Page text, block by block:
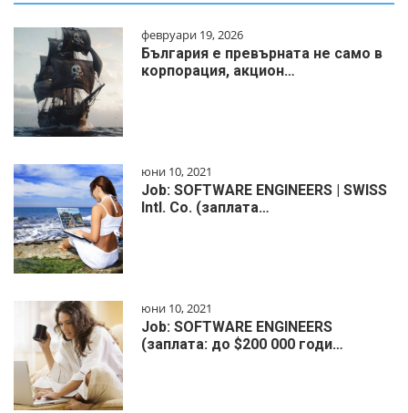
февруари 19, 2026
България е превърната не само в
корпорация, акцион…
юни 10, 2021
Job: SOFTWARE ENGINEERS | SWISS
Intl. Co. (заплата…
юни 10, 2021
Job: SOFTWARE ENGINEERS
(заплата: до $200 000 годи…